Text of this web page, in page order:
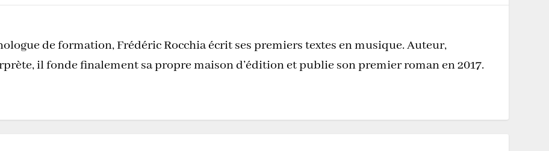
de formation, Frédéric Rocchia écrit ses premiers textes en musique. Auteur,
il fonde finalement sa propre maison d’édition et publie son premier roman en 2017.